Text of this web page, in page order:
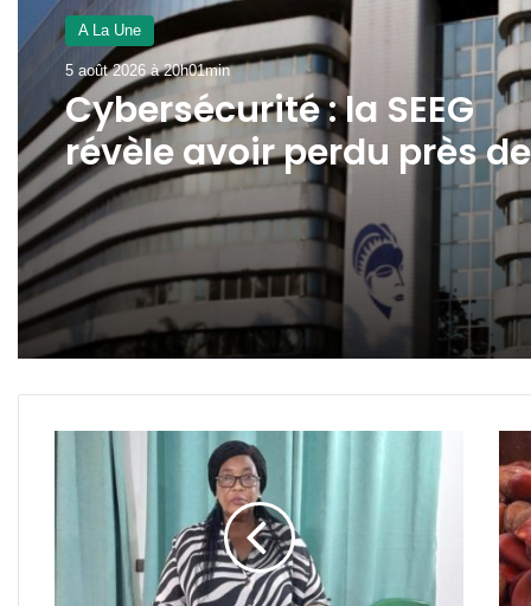
A La Une
5 août 2026 à 20h01min
Cybersécurité : la SEEG
révèle avoir perdu près de
95 % de ses
informatiques
de
luxe
: